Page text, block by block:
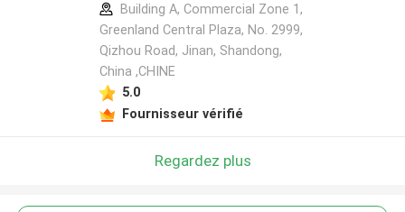
Building A, Commercial Zone 1,
Greenland Central Plaza, No. 2999,
Qizhou Road, Jinan, Shandong,
China ,CHINE
5.0
Fournisseur vérifié
Regardez plus